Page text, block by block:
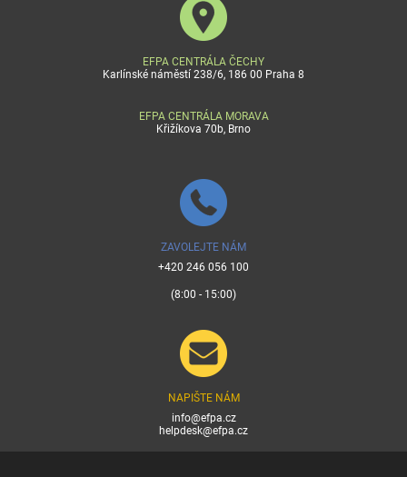
EFPA CENTRÁLA ČECHY
Karlínské náměstí 238/6, 186 00 Praha 8
EFPA CENTRÁLA MORAVA
Křižíkova 70b, Brno
ZAVOLEJTE NÁM
+420 246 056 100
(8:00 - 15:00)
NAPIŠTE NÁM
info@efpa.cz
helpdesk@efpa.cz